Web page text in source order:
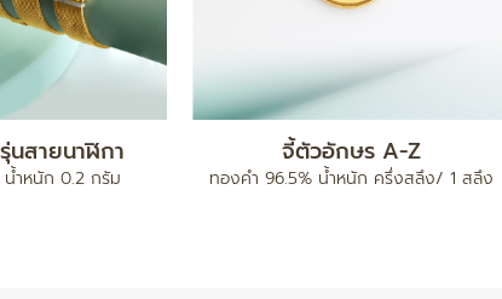
มีนาปะคำจี้หัวใจ
น้ำหนัก 2 สลึง
แหวน เต่าไป๊
ทองคำ 96.5% น้ำหนัก ครึ่งสลึง / 1 สลึง /